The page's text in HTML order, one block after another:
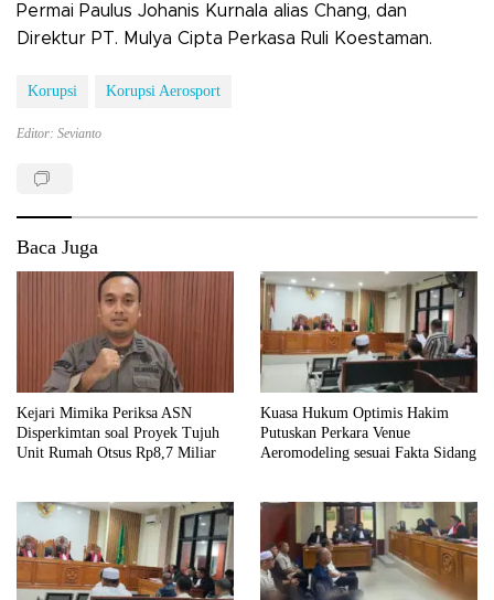
Permai Paulus Johanis Kurnala alias Chang, dan
Direktur PT. Mulya Cipta Perkasa Ruli Koestaman.
Korupsi Korupsi Aerosport
Editor: Sevianto
Baca Juga
Kejari Mimika Periksa ASN
Disperkimtan soal Proyek Tujuh
Unit Rumah Otsus Rp8,7 Miliar
Kuasa Hukum Optimis Hakim
Putuskan Perkara Venue
Aeromodeling sesuai Fakta Sidang